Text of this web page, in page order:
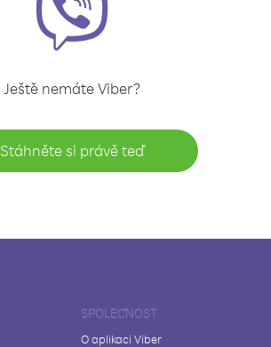
Ještě nemáte Viber?
Stáhněte si právě teď
SPOLEČNOST
O aplikaci Viber